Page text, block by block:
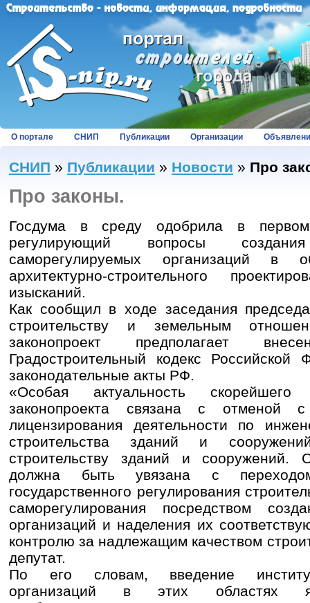
О портале СНИП Публикации Организации
СНИП » Публикации » Новости » Про
Про законы.
Госдума в среду одобрила в первом
регулирующий вопросы
саморегулируемых организаций в
архитектурно-строительного
изысканий.
Как сообщил в ходе заседания
строительству и земельным
законопроект предполагает
Градостроительный кодекс
законодательные акты РФ.
«Особая актуальность скорейшего
законопроекта связана с
лицензирования деятельности по
строительства зданий и
строительству зданий и сооружений.
должна быть увязана с
государственного регулирования
саморегулирования посредством
организаций и наделения их
контролю за надлежащим качеством
депутат.
По его словам, введение
организаций в этих областях